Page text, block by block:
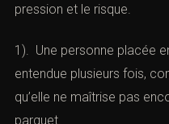
pression et le risque.
1). Une personne placée
entendue plusieurs fois,
qu’elle ne maîtrise pas
parquet.